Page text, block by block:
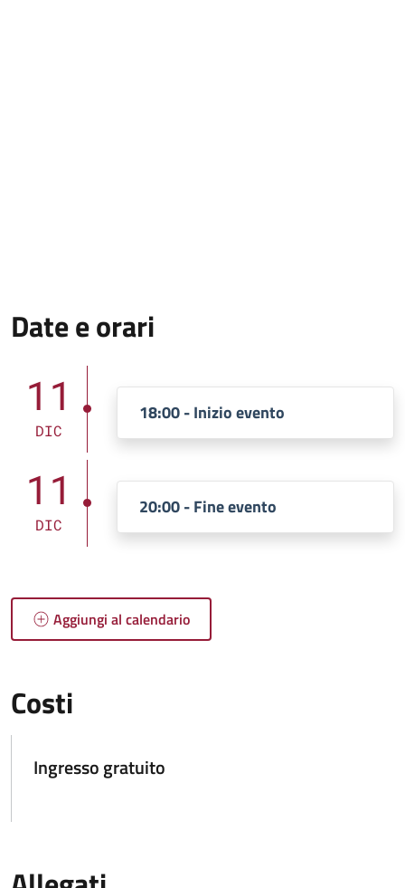
Date e orari
11
DIC
18:00 - Inizio evento
11
DIC
20:00 - Fine evento
Aggiungi al calendario
Costi
Ingresso gratuito